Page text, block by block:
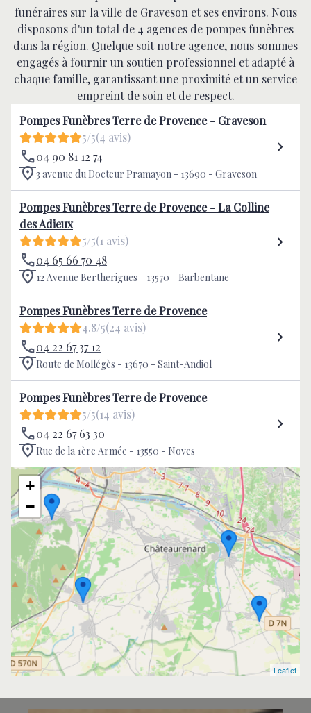
funéraires sur la ville de Graveson et ses environs. Nous
disposons d'un total de 4 agences de pompes funèbres
dans la région. Quelque soit notre agence, nous sommes
engagés à fournir un soutien professionnel et adapté à
chaque famille, garantissant une proximité et un service
empreint de soin et de respect.
Pompes Funèbres Terre de Provence - Graveson
5/5(4 avis)
04 90 81 12 74
3 avenue du Docteur Pramayon - 13690 - Graveson
Pompes Funèbres Terre de Provence - La Colline
des Adieux
5/5(1 avis)
04 65 66 70 48
12 Avenue Bertherigues - 13570 - Barbentane
Pompes Funèbres Terre de Provence
4.8/5(24 avis)
04 22 67 37 12
Route de Mollégès - 13670 - Saint-Andiol
Pompes Funèbres Terre de Provence
5/5(14 avis)
04 22 67 63 30
Rue de la 1ère Armée - 13550 - Noves
+
−
Leaflet